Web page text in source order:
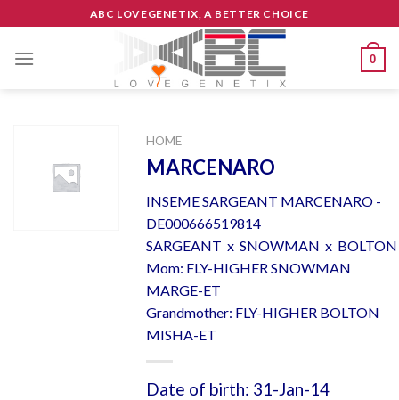
to
content
ABC LOVEGENETIX, A BETTER CHOICE
0
HOME
MARCENARO
INSEME SARGEANT MARCENARO -
DE000666519814
SARGEANT x SNOWMAN x BOLTON
Mom: FLY-HIGHER SNOWMAN
MARGE-ET
Grandmother: FLY-HIGHER BOLTON
MISHA-ET
Date of birth: 31-Jan-14